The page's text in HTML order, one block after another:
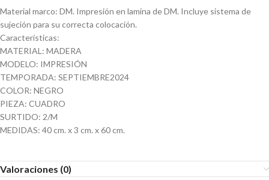
Material marco: DM. Impresión en lamina de DM. Incluye sistema de
sujeción para su correcta colocación.
Características:
MATERIAL: MADERA
MODELO: IMPRESIÓN
TEMPORADA: SEPTIEMBRE2024
COLOR: NEGRO
PIEZA: CUADRO
SURTIDO: 2/M
MEDIDAS: 40 cm. x 3 cm. x 60 cm.
Valoraciones (0)